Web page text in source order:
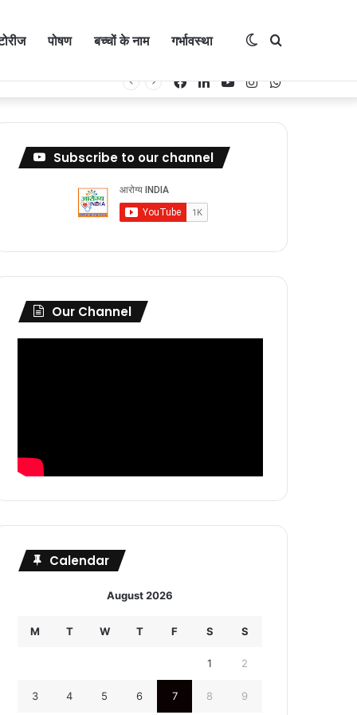
पोषण बच्चों के नाम गर्भावस्था Search
Switch
skin
WhatsApp
Instagram
YouTube
LinkedIn
Facebook
Subscribe to our channel
Our Channel
Calendar
August 2026
M T W T F S S
1 2
3 4 5 6 7 8 9